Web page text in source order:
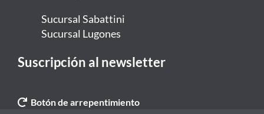
Sucursal Sabattini
Sucursal Lugones
Suscripción al newsletter
Botón de arrepentimiento